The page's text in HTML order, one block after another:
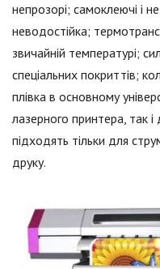
непрозорі; самоклеючі і
неводостійка;
звичайній температурі;
спеціальних покриттів;
плівка в основному
лазерного принтера, так і
підходять тільки для
друку.